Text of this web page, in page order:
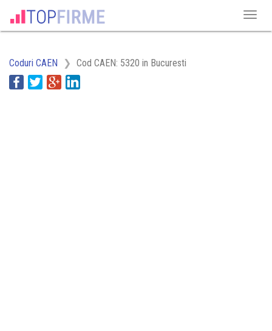
Coduri CAEN Cod CAEN: 5320 in Bucuresti